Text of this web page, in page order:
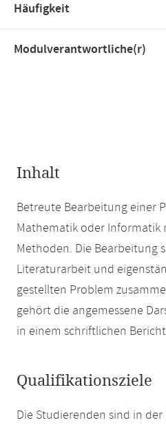
Häufigkeit
Modulverantwortliche(r)
Inhalt
Betreute Bearbeitung einer
Mathematik oder Informatik
Methoden. Die Bearbeitung
Literaturarbeit und
gestellten Problem
gehört die angemessene
in einem schriftlichen
Qualifikationsziele
Die Studierenden sind in der